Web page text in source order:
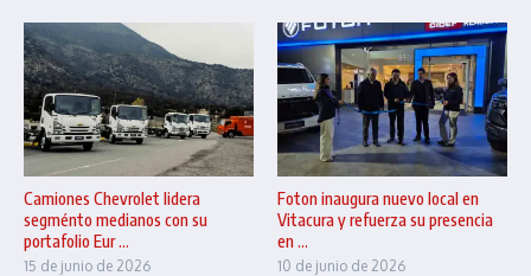
Camiones Chevrolet lidera
segménto medianos con su
portafolio Eur ...
15 de junio de 2026
Foton inaugura nuevo local en
Vitacura y refuerza su presencia
en ...
10 de junio de 2026